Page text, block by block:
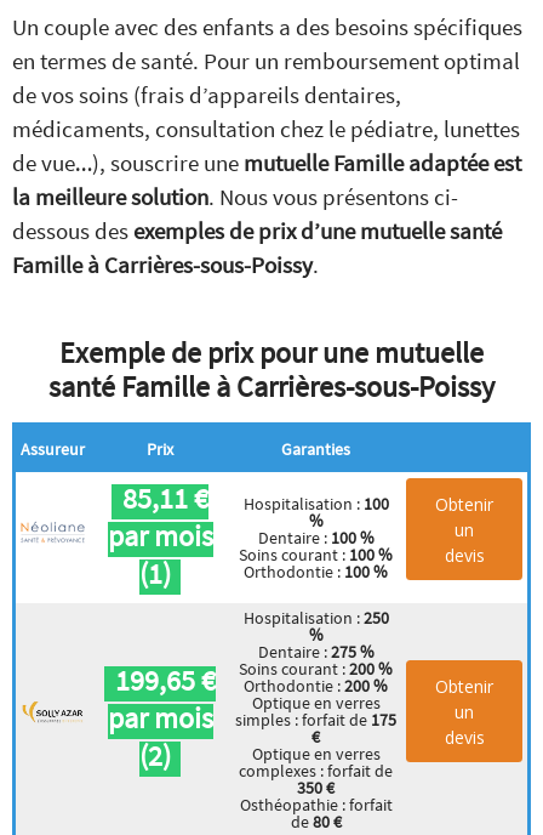
Un couple avec des enfants a des besoins spécifiques
en termes de santé. Pour un remboursement optimal
de vos soins (frais d’appareils dentaires,
médicaments, consultation chez le pédiatre, lunettes
de vue…), souscrire une mutuelle Famille adaptée est
la meilleure solution. Nous vous présentons ci-
dessous des exemples de prix d’une mutuelle santé
Famille à Carrières-sous-Poissy.
Exemple de prix pour une mutuelle
santé Famille à Carrières-sous-Poissy
Assureur Prix Garanties
85,11 €
par mois
(1)
Hospitalisation : 100
%
Dentaire : 100 %
Soins courant : 100 %
Orthodontie : 100 %
Obtenir
un
devis
199,65 €
par mois
(2)
Hospitalisation :250
%
Dentaire :275 %
Soins courant :200 %
Orthodontie :200 %
Optique en verres
simples : forfait de 175
€
Optique en verres
complexes : forfait de
350 €
Osthéopathie : forfait
de80 €
Obtenir
un
devis